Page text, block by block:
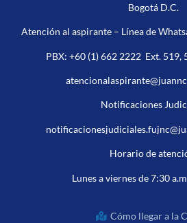
Bogotá D.C.
Atención al aspirante – Línea de
PBX: +60 (1) 662 2222Ext. 519,
Notificaciones
Horario de
Lunes a viernes de 7:30
Cómo llegar a la